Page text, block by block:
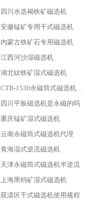
四川水选褐铁矿磁选机
安徽锰矿专用干式磁选机
内蒙古铁矿石专用磁选机
江西河沙湿磁选机
湖北钛铁矿湿式磁选机
CTB-1530永磁筒式磁选机代理商
四川平板磁选机是永磁的吗
重庆锰矿湿式磁选机
云南永磁筒式磁选机代理
青海湿式逆流磁选机
天津永磁筒式磁选机半逆流
上海黑钨矿湿式磁选机
双滦区干式磁选机使用规程